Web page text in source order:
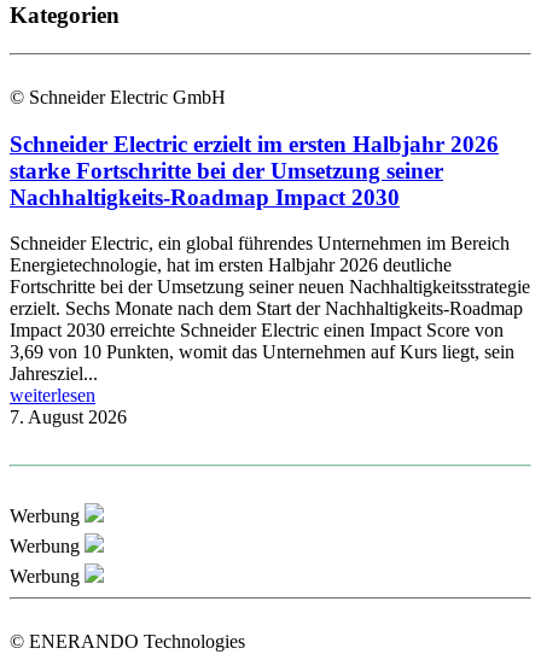
Kategorien
© Schneider Electric GmbH
Schneider Electric erzielt im ersten Halbjahr 2026
starke Fortschritte bei der Umsetzung seiner
Nachhaltigkeits-Roadmap Impact 2030
Schneider Electric, ein global führendes Unternehmen im Bereich
Energietechnologie, hat im ersten Halbjahr 2026 deutliche
Fortschritte bei der Umsetzung seiner neuen Nachhaltigkeitsstrategie
erzielt. Sechs Monate nach dem Start der Nachhaltigkeits-Roadmap
Impact 2030 erreichte Schneider Electric einen Impact Score von
3,69 von 10 Punkten, womit das Unternehmen auf Kurs liegt, sein
Jahresziel...
weiterlesen
7. August 2026
Werbung
Werbung
Werbung
© ENERANDO Technologies